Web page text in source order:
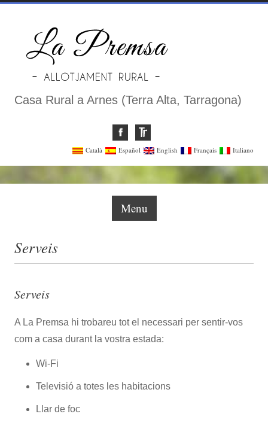
Casa Rural a Arnes (Terra Alta, Tarragona)
Català Español English Français Italiano
Menu
Serveis
Serveis
A La Premsa hi trobareu tot el necessari per sentir-vos
com a casa durant la vostra estada:
Wi-Fi
Televisió a totes les habitacions
Llar de foc